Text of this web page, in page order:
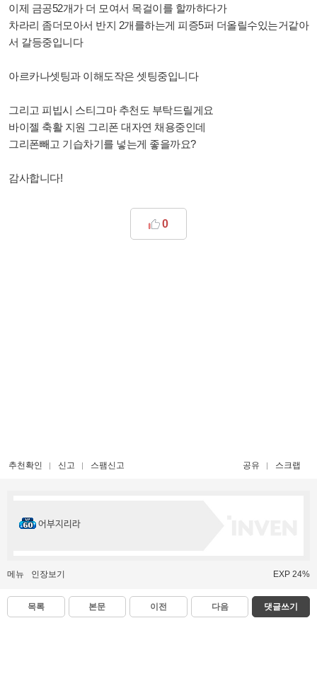
이제 금공52개가 더 모여서 목걸이를 할까하다가
차라리 좀더모아서 반지 2개를하는게 피증5퍼 더올릴수있는거같아
서 갈등중입니다
아르카나셋팅과 이해도작은 셋팅중입니다
그리고 피빕시 스티그마 추천도 부탁드릴게요
바이젤 축활 지원 그리폰 대자연 채용중인데
그리폰빼고 기습차기를 넣는게 좋을까요?
감사합니다!
0
추천확인 신고 스팸신고 공유 스크랩
어부지리라
메뉴 인장보기 EXP 24%
목록 본문 이전 다음 댓글쓰기